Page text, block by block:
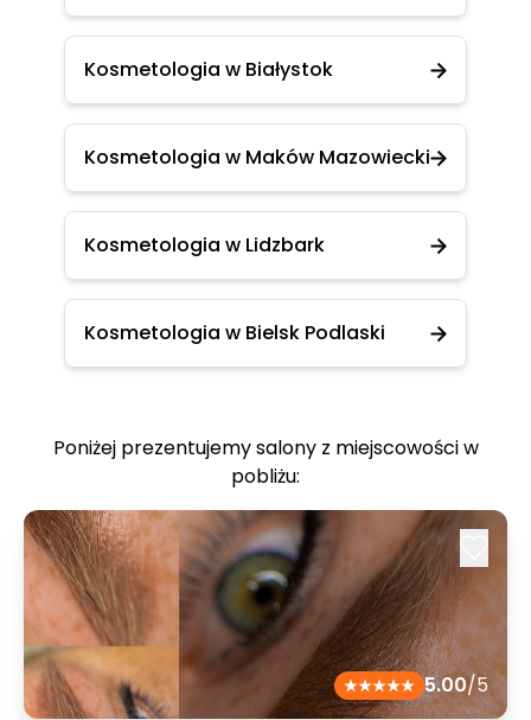
Kosmetologia w Białystok
Kosmetologia w Maków Mazowiecki
Kosmetologia w Lidzbark
Kosmetologia w Bielsk Podlaski
Poniżej prezentujemy salony z miejscowości w
pobliżu:
5.00/5